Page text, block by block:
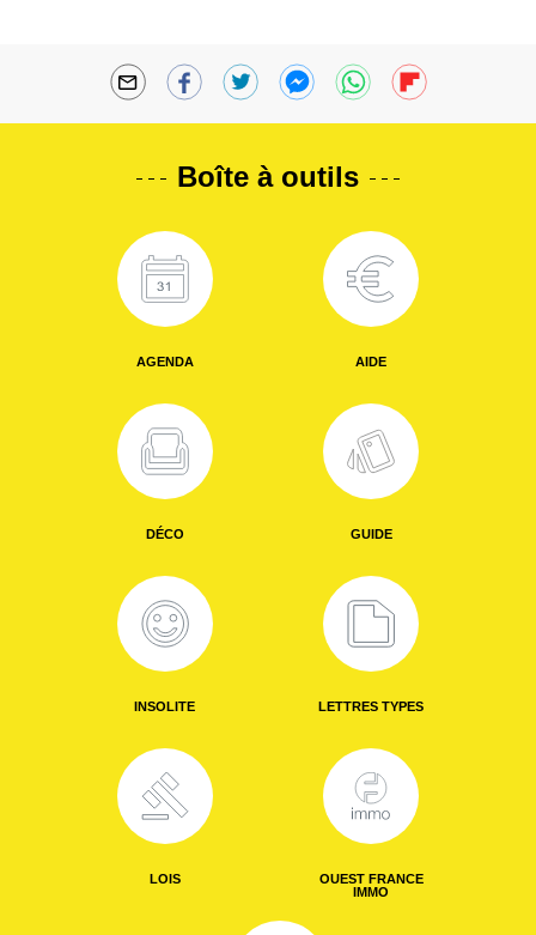
Boîte à outils
AGENDA AIDE
DÉCO GUIDE
INSOLITE LETTRES TYPES
LOIS
OUEST FRANCE
IMMO